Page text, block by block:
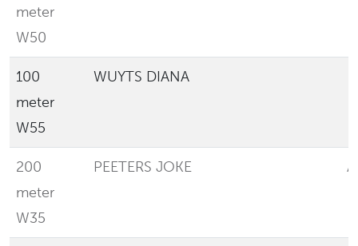
meter
W50
100
meter
W55
WUYTS DIANA
200
meter
W35
PEETERS JOKE